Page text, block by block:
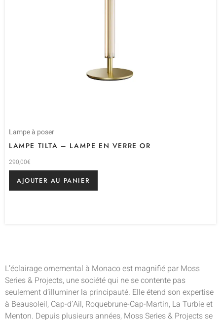
Lampe à poser
LAMPE TILTA – LAMPE EN VERRE OR
290,00€
AJOUTER AU PANIER
L’éclairage ornemental à Monaco est magnifié par Moss
Series & Projects, une société qui ne se contente pas
seulement d’illuminer la principauté. Elle étend son expertise
à Beausoleil, Cap-d’Ail, Roquebrune-Cap-Martin, La Turbie et
Menton. Depuis plusieurs années, Moss Series & Projects se